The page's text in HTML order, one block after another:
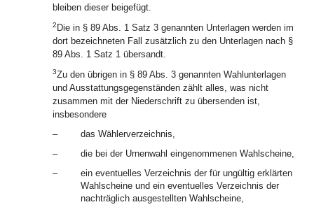
bleiben dieser beigefügt.
2 Die in § 89 Abs. 1 Satz 3 genannten Unterlagen werden im
dort bezeichneten Fall zusätzlich zu den Unterlagen nach §
89 Abs. 1 Satz 1 übersandt.
3Zu den übrigen in § 89 Abs. 3 genannten Wahlunterlagen
und Ausstattungsgegenständen zählt alles, was nicht
zusammen mit der Niederschrift zu übersenden ist,
insbesondere
–
das Wählerverzeichnis,
–
die bei der Urnenwahl eingenommenen Wahlscheine,
–
ein eventuelles Verzeichnis der für ungültig erklärten
Wahlscheine und ein eventuelles Verzeichnis der
nachträglich ausgestellten Wahlscheine,